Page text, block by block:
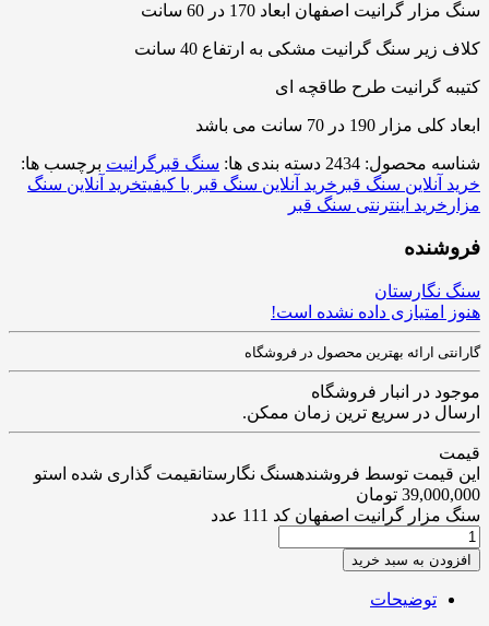
سنگ مزار گرانیت اصفهان ابعاد 170 در 60 سانت
کلاف زیر سنگ گرانیت مشکی به ارتفاع 40 سانت
کتیبه گرانیت طرح طاقچه ای
ابعاد کلی مزار 190 در 70 سانت می باشد
شناسه محصول: 2434 دسته بندی ها: سنگ قبر گرانیت برچسب ها:
خرید آنلاین سنگ قبر خرید آنلاین سنگ قبر با کیفیتخرید آنلاین سنگ
مزار خرید اینترنتی سنگ قبر
فروشنده
سنگ نگارستان
هنوز امتیازی داده نشده است!
گارانتی ارائه بهترین محصول در فروشگاه
موجود در انبار فروشگاه
ارسال در سریع ترین زمان ممکن.
قیمت
این قیمت توسط فروشندهسنگ نگارستانقیمت گذاری شده استو
39,000,000 تومان
سنگ مزار گرانیت اصفهان کد 111 عدد
افزودن به سبد خرید
توضیحات